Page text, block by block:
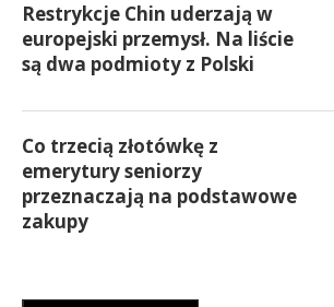
Restrykcje Chin uderzają w
europejski przemysł. Na liście
są dwa podmioty z Polski
Co trzecią złotówkę z
emerytury seniorzy
przeznaczają na podstawowe
zakupy